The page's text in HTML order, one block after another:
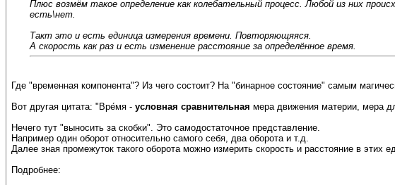
Плюс возмём такое определение как колебательный процесс. Любой из них
есть\нет.
Такт это и есть единица измерения времени. Повторяющяяся.
А скорость как раз и есть изменение расстояние за определённое время.
Где "временная компонента"? Из чего состоит? На "бинарное состояние" самым
Вот другая цитата: "Вре́мя - условная сравнительная мера движения материи, мера
Нечего тут "выносить за скобки". Это самодостаточное представление.
Например один оборот относительно самого себя, два оборота и т.д.
Далее зная промежуток такого оборота можно измерить скорость и расстояние в этих
Подробнее: